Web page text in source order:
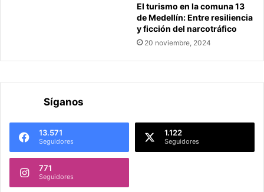
El turismo en la comuna 13
de Medellín: Entre resiliencia
y ficción del narcotráfico
20 noviembre, 2024
Síganos
13.571
Seguidores
1.122
Seguidores
771
Seguidores